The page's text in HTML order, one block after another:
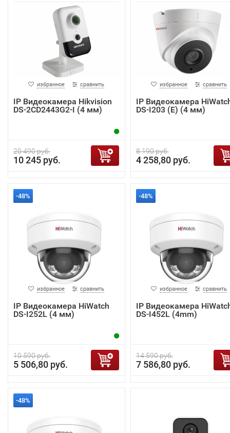
избранное сравнить
IP Видеокамера Hikvision
DS-2CD2443G2-I (4 мм)
20 490 руб.
10 245 руб.
избранное сравнить
IP Видеокамера
DS-I203 (E) (4 мм)
8 190 руб.
4 258,80 руб.
-48%
избранное сравнить
IP Видеокамера HiWatch
DS-I252L (4 мм)
10 590 руб.
5 506,80 руб.
-48%
избранное сравнить
IP Видеокамера
DS-I452L (4mm)
14 590 руб.
7 586,80 руб.
-48%